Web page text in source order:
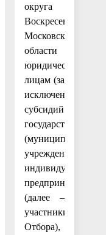
округа
Воскресенск
Московской
области
юридическим
лицам (за
исключением
субсидий
государственным
(муниципальным)
учреждениям),
индивидуальным
предпринимателям
(далее –
участники
Отбора),